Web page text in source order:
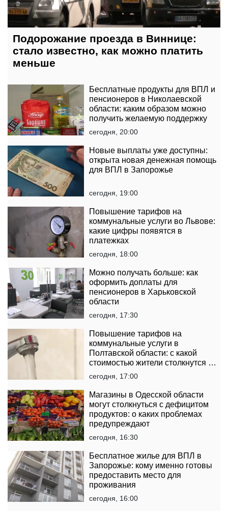
Подорожание проезда в Виннице:
стало известно, как можно платить
меньше
Бесплатные продукты для ВПЛ и
пенсионеров в Николаевской
области: каким образом можно
получить желаемую поддержку
сегодня, 20:00
Новые выплаты уже доступны:
открыта новая денежная помощь
для ВПЛ в Запорожье
сегодня, 19:00
Повышение тарифов на
коммунальные услуги во Львове:
какие цифры появятся в
платежках
сегодня, 18:00
Можно получать больше: как
оформить доплаты для
пенсионеров в Харьковской
области
сегодня, 17:30
Повышение тарифов на
коммунальные услуги в
Полтавской области: с какой
стоимостью жители столкнутся в
платежках
сегодня, 17:00
Магазины в Одесской области
могут столкнуться с дефицитом
продуктов: о каких проблемах
предупреждают
сегодня, 16:30
Бесплатное жилье для ВПЛ в
Запорожье: кому именно готовы
предоставить место для
проживания
сегодня, 16:00